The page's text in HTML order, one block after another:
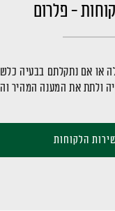
- פלרום
או אם נתקלתם בבעיה
ולתת את המענה המהיר
הלקוחות